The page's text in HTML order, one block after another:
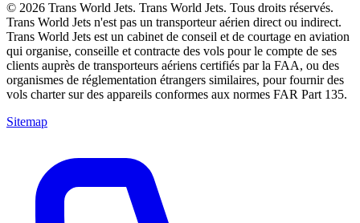
© 2026 Trans World Jets. Trans World Jets. Tous droits réservés.
Trans World Jets n'est pas un transporteur aérien direct ou indirect.
Trans World Jets est un cabinet de conseil et de courtage en aviation
qui organise, conseille et contracte des vols pour le compte de ses
clients auprès de transporteurs aériens certifiés par la FAA, ou des
organismes de réglementation étrangers similaires, pour fournir des
vols charter sur des appareils conformes aux normes FAR Part 135.
Sitemap